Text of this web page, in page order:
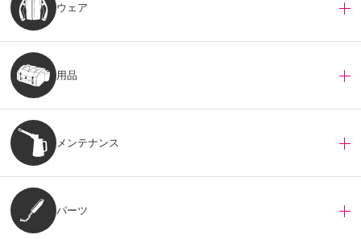
ウェア
用品
メンテナンス
パーツ